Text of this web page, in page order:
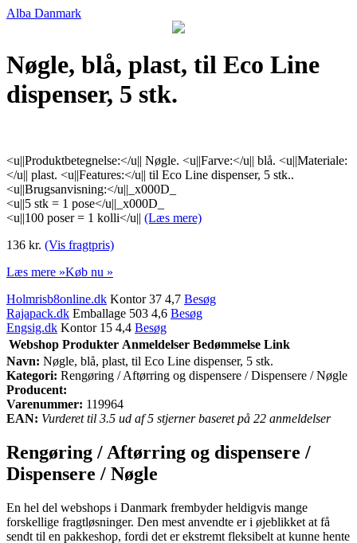
Alba Danmark
Nøgle, blå, plast, til Eco Line
dispenser, 5 stk.
<u||Produktbetegnelse:</u|| Nøgle. <u||Farve:</u|| blå. <u||Materiale:
</u|| plast. <u||Features:</u|| til Eco Line dispenser, 5 stk..
<u||Brugsanvisning:</u||_x000D_
<u||5 stk = 1 pose</u||_x000D_
<u||100 poser = 1 kolli</u|| (Læs mere)
136 kr. (Vis fragtpris)
Læs mere »Køb nu »
Holmrisb8online.dk Kontor 37 4,7 Besøg
Rajapack.dk Emballage 503 4,6 Besøg
Engsig.dk Kontor 15 4,4 Besøg
Webshop Produkter Anmeldelser Bedømmelse Link
Navn: Nøgle, blå, plast, til Eco Line dispenser, 5 stk.
Kategori: Rengøring / Aftørring og dispensere / Dispensere / Nøgle
Producent:
Varenummer: 119964
EAN: Vurderet til 3.5 ud af 5 stjerner baseret på 22 anmeldelser
Rengøring / Aftørring og dispensere /
Dispensere / Nøgle
En hel del webshops i Danmark frembyder heldigvis mange
forskellige fragtløsninger. Den mest anvendte er i øjeblikket at få
sendt til en pakkeshop, fordi det er ekstremt fleksibelt at kunne hente